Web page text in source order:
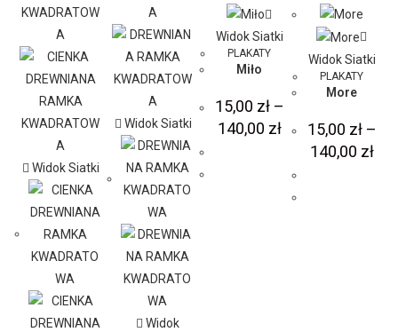
Widok Siatki
Widok Siatki
Widok
Widok Siatki
PLAKATY
Miło
15,00 zł –
140,00 zł
Widok Siatki
PLAKATY
More
15,00 zł –
140,00 zł